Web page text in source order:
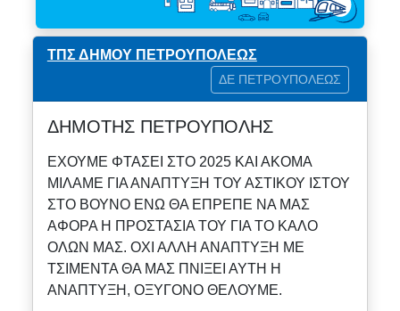
ΤΠΣ ΔΗΜΟΥ ΠΕΤΡΟΥΠΟΛΕΩΣ
ΔΕ ΠΕΤΡΟΥΠΟΛΕΩΣ
ΔΗΜΟΤΗΣ ΠΕΤΡΟΥΠΟΛΗΣ
ΕΧΟΥΜΕ ΦΤΑΣΕΙ ΣΤΟ 2025 ΚΑΙ ΑΚΟΜΑ
ΜΙΛΑΜΕ ΓΙΑ ΑΝΑΠΤΥΞΗ ΤΟΥ ΑΣΤΙΚΟΥ ΙΣΤΟΥ
ΣΤΟ ΒΟΥΝΟ ΕΝΩ ΘΑ ΕΠΡΕΠΕ ΝΑ ΜΑΣ
ΑΦΟΡΑ Η ΠΡΟΣΤΑΣΙΑ ΤΟΥ ΓΙΑ ΤΟ ΚΑΛΟ
ΟΛΩΝ ΜΑΣ. ΟΧΙ ΑΛΛΗ ΑΝΑΠΤΥΞΗ ΜΕ
ΤΣΙΜΕΝΤΑ ΘΑ ΜΑΣ ΠΝΙΞΕΙ ΑΥΤΗ Η
ΑΝΑΠΤΥΞΗ, ΟΞΥΓΟΝΟ ΘΕΛΟΥΜΕ.